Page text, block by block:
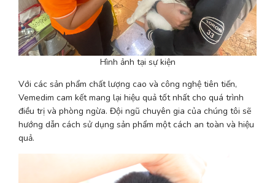
Hình ảnh tại sự kiện
Với các sản phẩm chất lượng cao và công nghệ tiên tiến,
Vemedim cam kết mang lại hiệu quả tốt nhất cho quá trình
điều trị và phòng ngừa. Đội ngũ chuyên gia của chúng tôi sẽ
hướng dẫn cách sử dụng sản phẩm một cách an toàn và hiệu
quả.